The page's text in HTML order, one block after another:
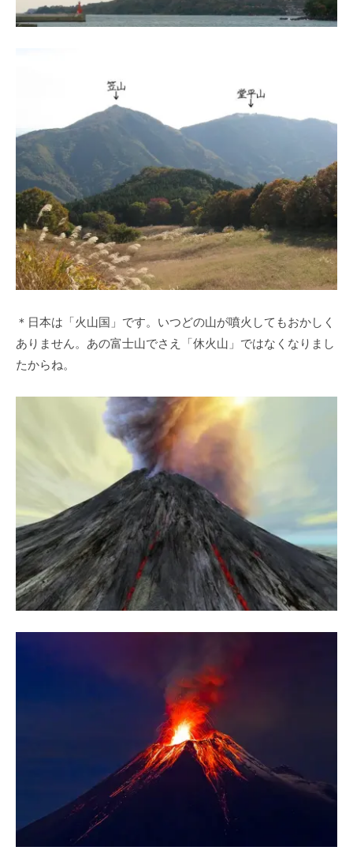
＊日本は「火山国」です。いつどの山が噴火してもおかしく
ありません。あの富士山でさえ「休火山」ではなくなりまし
たからね。